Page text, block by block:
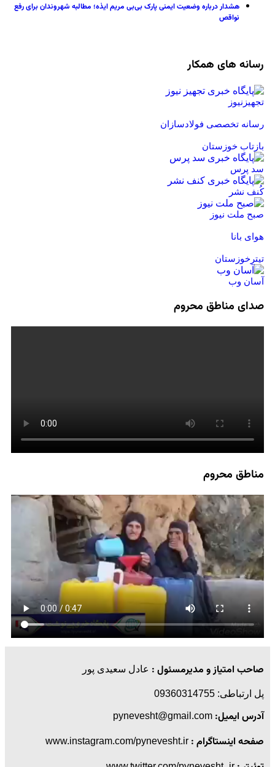
هشدار درباره وضعیت ایمنی پارک بی‌بی مریم ایذه؛ مطالبه شهروندان برای رفع
نواقص
رسانه های همکار
تجهیزنیوز
رسانه تخصصی فولادسازان
بازتاب خوزستان
سد پرس
کُنف نشر
صبح ملت نیوز
هوای بانا
تیترخوزستان
آسان وب
صدای مناطق محروم
مناطق محروم
صاحب امتیاز و مدیرمسئول : عادل سعیدی پور
پل ارتباطی: 09360314755
آدرس ایمیل:
صفحه اینستاگرام :